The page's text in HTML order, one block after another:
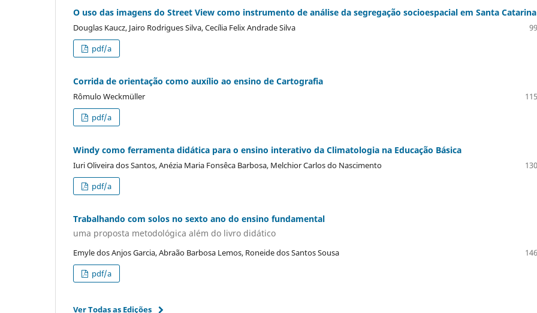
O uso das imagens do Street View como instrumento de análise da segregação socioespacial em Santa Catarina
Douglas Kaucz, Jairo Rodrigues Silva, Cecília Felix Andrade Silva
pdf/a
Corrida de orientação como auxílio ao ensino de Cartografia
Rômulo Weckmüller
pdf/a
Windy como ferramenta didática para o ensino interativo da Climatologia na Educação Básica
Iuri Oliveira dos Santos, Anézia Maria Fonsêca Barbosa, Melchior Carlos do Nascimento
pdf/a
Trabalhando com solos no sexto ano do ensino fundamental
uma proposta metodológica além do livro didático
Emyle dos Anjos Garcia, Abraão Barbosa Lemos, Roneide dos Santos Sousa
pdf/a
Ver Todas as Edições